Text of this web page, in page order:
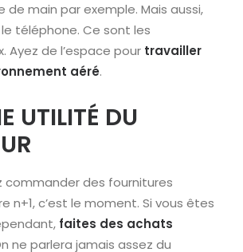
main par exemple. Mais aussi,
téléphone. Ce sont les
Ayez de l’espace pour travailler
aéré.
UTILITÉ DU
commander des fournitures
n+1, c’est le moment. Si vous êtes
faites des achats
ne parlera jamais assez du